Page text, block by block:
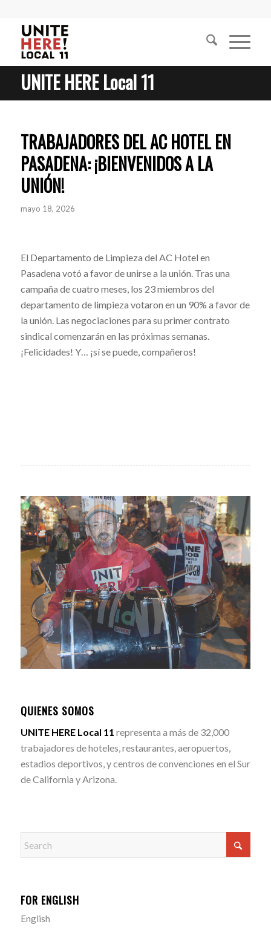
UNITE HERE Local 11
TRABAJADORES DEL AC HOTEL EN
PASADENA: ¡BIENVENIDOS A LA
UNIÓN!
mayo 18, 2026
El Departamento de Limpieza del AC Hotel en
Pasadena votó a favor de unirse a la unión. Tras una
campaña de cuatro meses, los 23 miembros del
departamento de limpieza votaron en un 90% a favor de
la unión. Las negociaciones para su primer contrato
sindical comenzarán en las próximas semanas.
¡Felicidades! Y… ¡sí se puede, compañeros!
QUIENES SOMOS
UNITE HERE Local 11 representa a más de 32,000
trabajadores de hoteles, restaurantes, aeropuertos,
estadios deportivos, y centros de convenciones en el Sur
de California y Arizona.
FOR ENGLISH
English